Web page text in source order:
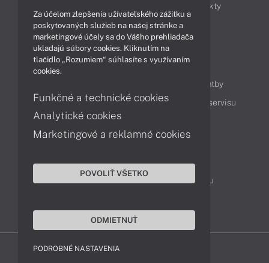
Produkty
Technológie
Videá
Obsah
Možnosti doručenia a platby
Podpora a servis
Servisné služby Cenník servisu
Kontakty
043 4224 771
Obchodné oddelenie
Reklamácia tovaru
Za účelom zlepšenia užívateľského zážitku a
poskytovaných služieb na našej stránke a
marketingové účely sa do Vášho prehliadača
ukladajú súbory cookies. Kliknutím na
tlačidlo „Rozumiem“ súhlasíte s využívaním
cookies.
Funkčné a technické cookies
Analytické cookies
Marketingové a reklamné cookies
POVOLIŤ VŠETKO
ODMIETNUŤ
PODROBNÉ NASTAVENIA